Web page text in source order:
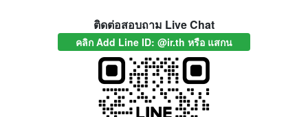
ติดต่อสอบถาม Live Chat
คลิก Add Line ID: @ir.th หรือ แสกน